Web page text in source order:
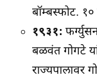
बॉम्बस्फोट.
१९३१:
बळवंत गोगटे
राज्यपालावर